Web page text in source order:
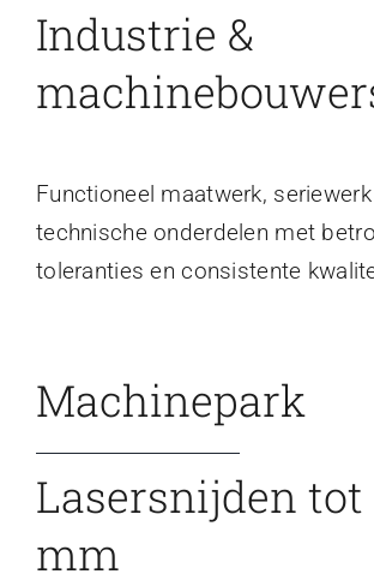
Industrie &
Functioneel maatwerk, seriewerk
technische onderdelen met
toleranties en consistente
Machinepark
Lasersnijden tot
mm